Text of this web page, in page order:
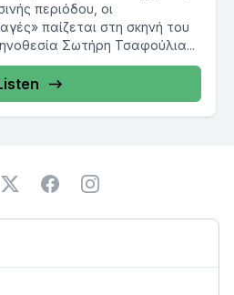
περιόδου, οι
παίζεται στη σκηνή του
Σωτήρη Τσαφούλια...